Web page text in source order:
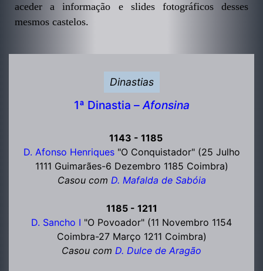
aceder a informação e slides fotográficos desses
mesmos castelos.
Dinastias
1ª Dinastia –Afonsina
1143 - 1185
D. Afonso Henriques"O Conquistador" (25 Julho
1111 Guimarães-6 Dezembro 1185 Coimbra)
Casou com D. Mafalda de Sabóia
1185 - 1211
D. Sancho I "O Povoador" (11 Novembro 1154
Coimbra-27 Março 1211 Coimbra)
Casou com D. Dulce de Aragão